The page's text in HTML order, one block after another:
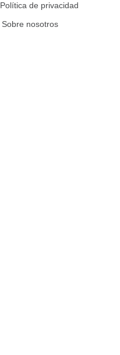
Política de privacidad
Sobre nosotros